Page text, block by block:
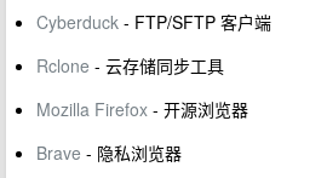
Cyberduck - FTP/SFTP 客户端
Rclone - 云存储同步工具
Mozilla Firefox - 开源浏览器
Brave - 隐私浏览器